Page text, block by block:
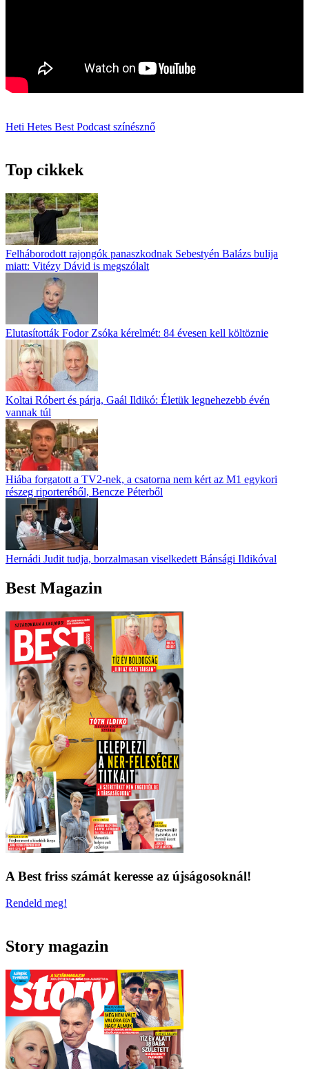
Heti Hetes Best Podcastszínésznő
Top cikkek
Felháborodott rajongók panaszkodnak Sebestyén Balázs bulija
miatt: Vitézy Dávid is megszólalt
Elutasították Fodor Zsóka kérelmét: 84 évesen kell költöznie
Koltai Róbert és párja, Gaál Ildikó: Életük legnehezebb évén
vannak túl
Hiába forgatott a TV2-nek, a csatorna nem kért az M1 egykori
részeg riporteréből, Bencze Péterből
Hernádi Judit tudja, borzalmasan viselkedett Bánsági Ildikóval
Best Magazin
A Best friss számát keresse az újságosoknál!
Rendeld meg!
Story magazin